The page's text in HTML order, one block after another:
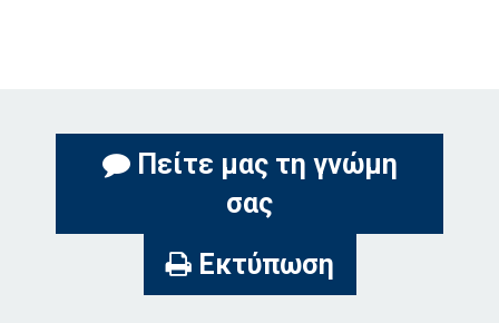
Πείτε μας τη γνώμη
σας
Εκτύπωση